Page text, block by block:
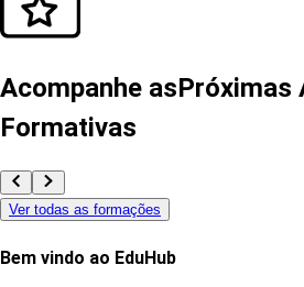
Acompanhe asPróximas
Formativas
Ver todas as formações
Bem vindo ao EduHub